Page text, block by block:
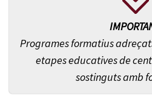
Programes formatius
etapes educatives de
sostinguts amb